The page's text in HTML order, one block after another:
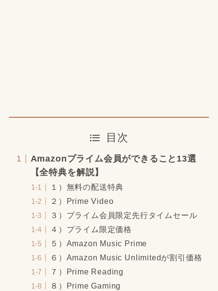
目次
Amazonプライム会員ができること13選
【全特典を解説】
１）無料の配送特典
２）Prime Video
３）プライム会員限定先行タイムセール
４）プライム限定価格
５）Amazon Music Prime
６）Amazon Music Unlimitedが割引価格
７）Prime Reading
８）Prime Gaming